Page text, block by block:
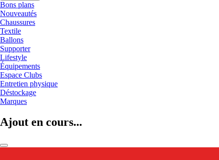
Bons plans
Nouveautés
Chaussures
Textile
Ballons
Supporter
Lifestyle
Équipements
Espace Clubs
Entretien physique
Déstockage
Marques
Ajout en cours...